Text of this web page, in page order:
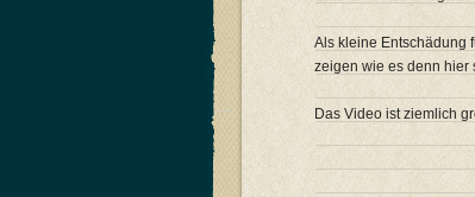
Als kleine Entschädung
zeigen wie es denn hier
Das Video ist ziemlich